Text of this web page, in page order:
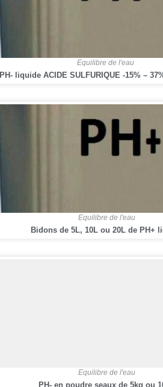
Equilibre de l'eau,
PH- liquide ACIDE SULFURIQUE -15% –
Equilibre de l'eau
Bidons de 5L, 10L ou 20L de PH+
Equilibre de l'eau
PH- en poudre seaux de 5kg ou